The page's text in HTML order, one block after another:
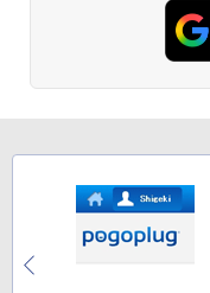
ラ
【
レ
軽
￥
by
強
ク